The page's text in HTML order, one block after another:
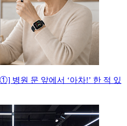
병원 문 앞에서 ‘아차!’ 한 적 있